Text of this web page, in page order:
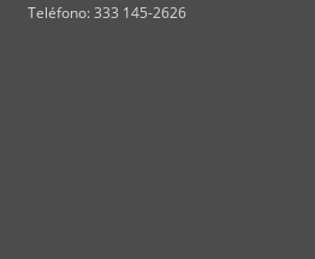
Teléfono: 333 145-2626